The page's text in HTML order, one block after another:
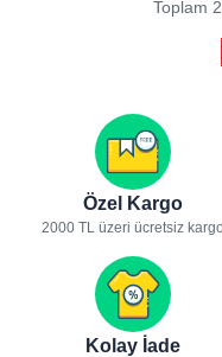
Toplam
Özel Kargo
2000 TL üzeri ücretsiz kargo
Kolay İade